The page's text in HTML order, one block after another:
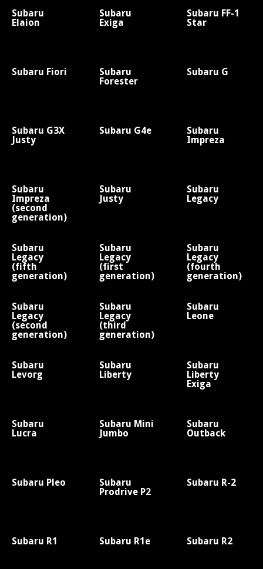
Subaru
Elaion
Subaru
Exiga
Subaru FF-1
Star
Subaru Fiori
Subaru
Forester
Subaru G
Subaru G3X
Justy
Subaru G4e
Subaru
Impreza
Subaru
Impreza
(second
generation)
Subaru
Justy
Subaru
Legacy
Subaru
Legacy
(fifth
generation)
Subaru
Legacy
(first
generation)
Subaru
Legacy
(fourth
generation)
Subaru
Legacy
(second
generation)
Subaru
Legacy
(third
generation)
Subaru
Leone
Subaru
Levorg
Subaru
Liberty
Subaru
Liberty
Exiga
Subaru
Lucra
Subaru Mini
Jumbo
Subaru
Outback
Subaru Pleo
Subaru
Prodrive P2
Subaru R-2
Subaru R1 Subaru R1e Subaru R2